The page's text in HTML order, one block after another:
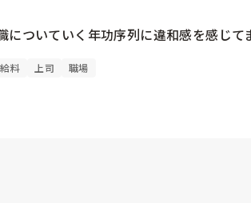
についていく年功序列に違和感を感じて
給料 上司 職場